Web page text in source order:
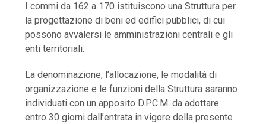
I commi da 162 a 170 istituiscono una Struttura per
la progettazione di beni ed edifici pubblici, di cui
possono avvalersi le amministrazioni centrali e gli
enti territoriali.
La denominazione, l’allocazione, le modalità di
organizzazione e le funzioni della Struttura saranno
individuati con un apposito D.P.C.M. da adottare
entro 30 giorni dall’entrata in vigore della presente